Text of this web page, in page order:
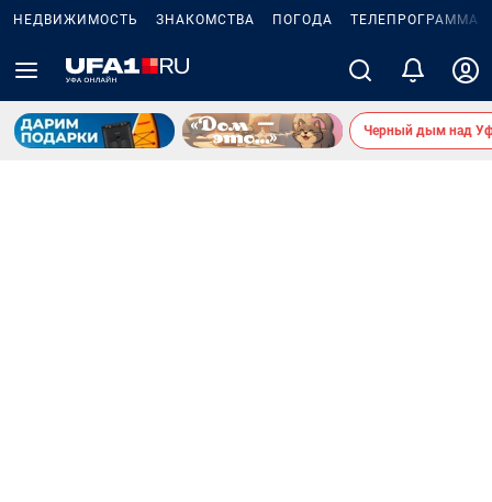
НЕДВИЖИМОСТЬ ЗНАКОМСТВА ПОГОДА ТЕЛЕПРОГРАММА
Черный дым над